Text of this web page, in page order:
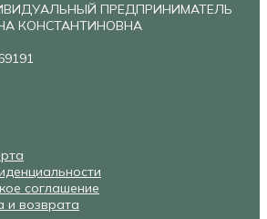
ПРЕДПРИНИМАТЕЛЬ
КОНСТАНТИНОВНА
соглашение
и возврата